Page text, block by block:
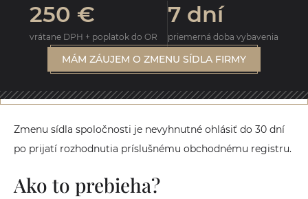
250 €
vrátane DPH + poplatok do OR
7 dní
priemerná doba vybavenia
MÁM ZÁUJEM O ZMENU SÍDLA FIRMY
Zmenu sídla spoločnosti je nevyhnutné ohlásiť do 30 dní
po prijatí rozhodnutia príslušnému obchodnému registru.
Ako to prebieha?